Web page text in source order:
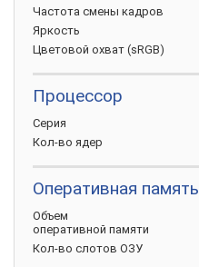
Частота смены кадров
Яркость
Цветовой охват (sRGB)
Процессор
Серия
Кол-во ядер
Оперативная память
Объем
оперативной памяти
Кол-во слотов ОЗУ